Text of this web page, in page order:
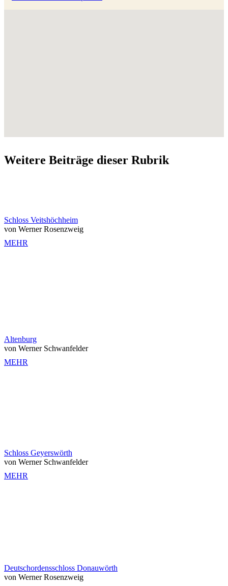
Weitere Beiträge dieser Rubrik
Schloss Veitshöchheim
von Werner Rosenzweig
MEHR
Altenburg
von Werner Schwanfelder
MEHR
Schloss Geyerswörth
von Werner Schwanfelder
MEHR
Deutschordensschloss Donauwörth
von Werner Rosenzweig